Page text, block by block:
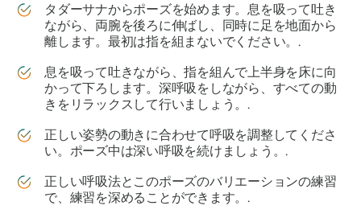
タダーサナからポーズを始めます。息を吸って吐き
ながら、両腕を後ろに伸ばし、同時に足を地面から
離します。最初は指を組まないでください。.
息を吸って吐きながら、指を組んで上半身を床に向
かって下ろします。深呼吸をしながら、すべての動
きをリラックスして行いましょう。.
正しい姿勢の動きに合わせて呼吸を調整してくださ
い。ポーズ中は深い呼吸を続けましょう。.
正しい呼吸法とこのポーズのバリエーションの練習
で、練習を深めることができます。.